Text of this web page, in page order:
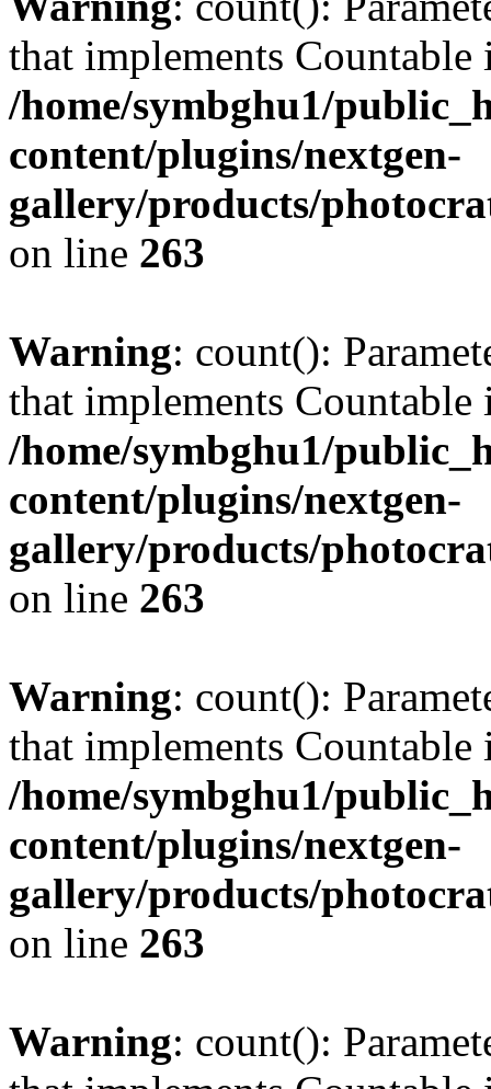
that implements Countable
/home/symbghu1/
content/plugins/nextgen-
gallery/products/
on line 263
Warning: count():
that implements Countable
/home/symbghu1/
content/plugins/nextgen-
gallery/products/
on line 263
Warning: count():
that implements Countable
/home/symbghu1/
content/plugins/nextgen-
gallery/products/
on line 263
Warning: count():